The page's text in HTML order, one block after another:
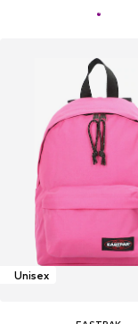
Unisex